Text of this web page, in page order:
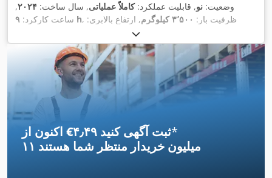
وضعیت: نو, قابلیت عملکرد:کاملاً عملیاتی, سال ساخت: ۲۰۲۴,
ساعت کارکرد: ۹ h , ظرفیت بار: ۳٬۵۰۰ کیلوگرم
, ارتفاع بالابری:
, برداشت آزاد:۱٬۴۰۰ میلی‌متر
نوع دکل:تریپلکس, ارتفاع سازه:۲٬۳۵۰ میلی‌متر , قدرت:
۴۵ کیلووات
, عرض شاسی شاخک: ۱٬۱۹۰ میلی‌متر
شاخک‌ها:۱٬۲۰۰ میلی‌متر , وزن خالی:۴٬۸۵۰ کیلوگرم
, طول کل:
, نوع سیستم انتقال قدرت:Diesel , عرض ساخت:
۱٬۲۹۰ میلی‌متر ,
اکنون از ‎€۴٫۴۹ ثبت آگهی کنید*
۱۱ میلیون خریدار منتظر شما هستند